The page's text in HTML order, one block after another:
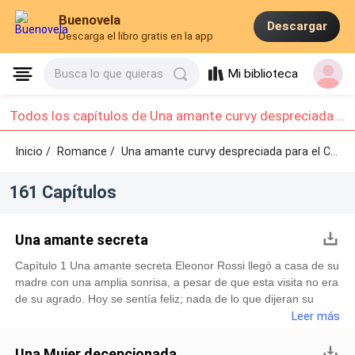
Buenovela
Descarga el libro gratis en la app
Descargar
Busca lo que quieras Mi biblioteca
Todos los capítulos de Una amante curvy despreciada para el CEO: Capítulo 1 - Capítulo 10
Inicio / Romance/Una amante curvy despreciada para el CEO /
161 Capítulos
Una amante secreta
Capítulo 1 Una amante secreta Eleonor Rossi llegó a casa de su
madre con una amplia sonrisa, a pesar de que esta visita no era
de su agrado. Hoy se sentía feliz; nada de lo que dijeran su
madre o su hermana cambiaría eso, porque esperaba la llegada
había estado ausente un mes, lo que le pareció una eternidad.
Leer más